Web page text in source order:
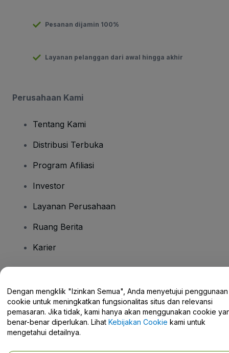
Pesanan dijamin 100%
Layanan pelanggan dari awal hingga akhir
Perusahaan Kami
Tentang Kami
Distribusi Terbuka
Program Afiliasi
Investor
Layanan Perusahaan
Ruang Berita
Karier
Pusat Bantuan / Hubungi Kami
Dengan mengklik "Izinkan Semua", Anda menyetujui penggunaan
cookie untuk meningkatkan fungsionalitas situs dan relevansi
pemasaran. Jika tidak, kami hanya akan menggunakan cookie
benar-benar diperlukan. Lihat Kebijakan Cookie kami untuk
mengetahui detailnya.